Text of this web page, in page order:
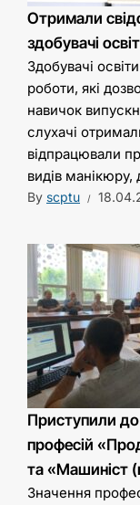
Отримали
здобувачі
Здобувачі
роботи, які
навичок
слухачі
відпрацювали
видів манікюру,
By scptu
Приступили до
професій
та «Машиніст
Значення